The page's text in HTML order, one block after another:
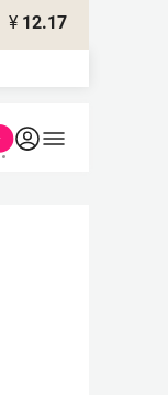
¥ 12.17